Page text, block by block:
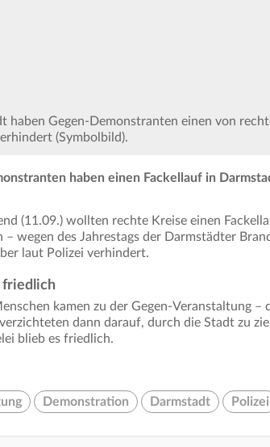
haben Gegen-Demonstranten einen von
(Symbolbild).
haben einen Fackellauf in
(11.09.) wollten rechte Kreise einen
– wegen des Jahrestags der Darmstädter
laut Polizei verhindert.
friedlich
kamen zu der Gegen-Veranstaltung –
dann darauf, durch die Stadt zu
blieb es friedlich.
Demonstration Darmstadt Polizei